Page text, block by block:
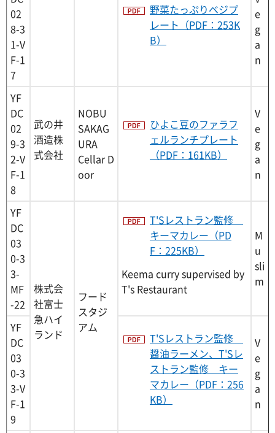
02
8-3
1-V
F-1
7
野菜たっぷりベジプ
レート（PDF：253K
B）
e
g
a
n
YF
DC
02
9-3
2-V
F-1
8
武の井
酒造株
式会社
NOBU
SAKAG
URA
Cellar D
oor
ひよこ豆のファラフ
ェルランチプレート
（PDF：161KB）
V
e
g
a
n
YF
DC
03
0-3
3-
MF
-22
株式会
社富士
急ハイ
ランド
フード
スタジ
アム
T'Sレストラン監修
キーマカレー（PD
F：225KB）
Keema curry supervised by
T's Restaurant
M
u
sli
m
YF
DC
03
0-3
3-V
F-1
9
T'Sレストラン監修
醤油ラーメン、T'Sレ
ストラン監修 キー
マカレー（PDF：256
KB）
V
e
g
a
n